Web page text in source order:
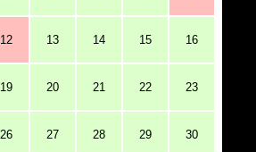
12 13 14 15 16
19 20 21 22 23
26 27 28 29 30